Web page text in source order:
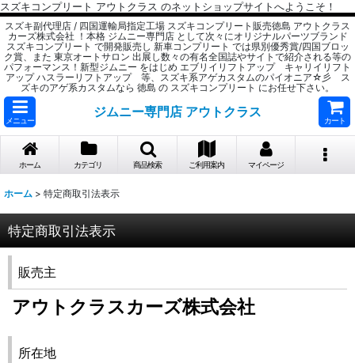
スズキコンプリート アウトクラス のネットショップサイトへようこそ！
スズキ副代理店 / 四国運輸局指定工場 スズキコンプリート販売徳島 アウトクラス
カーズ株式会社 ！本格 ジムニー専門店 として次々にオリジナルパーツブランド
スズキコンプリート で開発販売し 新車コンプリート では県別優秀賞/四国ブロッ
ク賞、また 東京オートサロン 出展し数々の有名全国誌やサイトで紹介される等の
パフォーマンス！新型ジムニー をはじめ エブリイリフトアップ キャリイリフト
アップ ハスラーリフトアップ 等、スズキ系アゲカスタムのパイオニア☆彡 ス
ズキのアゲ系カスタムなら 徳島 の スズキコンプリート にお任せ下さい。
メニュー
ジムニー専門店 アウトクラス
カート
ホーム カテゴリ 商品検索 ご利用案内 マイページ
ホーム > 特定商取引法表示
特定商取引法表示
販売主
アウトクラスカーズ株式会社
所在地